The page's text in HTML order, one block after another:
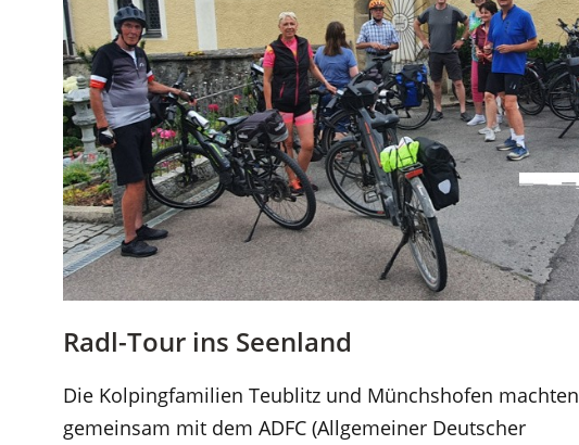
Radl-Tour ins Seenland
Die Kolpingfamilien Teublitz und Münchshofen machten
gemeinsam mit dem ADFC (Allgemeiner Deutscher